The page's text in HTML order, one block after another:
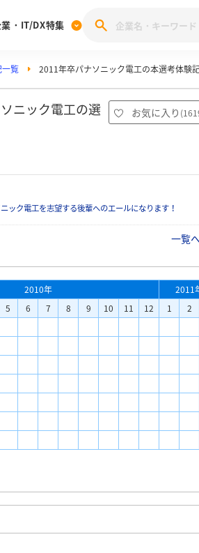
体験記投稿キャンペーン
企業就職ブランド調査
みん
・IT/DX特集
28
覧 2011年卒パナソニック電工の本選考体験
ニック電工の選
お気に入り (
ック電工を志望する後輩へのエールになります！
一覧
2010年
2011
5 6 7 8 9 10 11 12 1 2